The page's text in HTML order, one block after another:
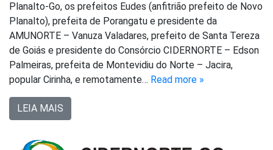
Planalto-Go, os prefeitos Eudes (anfitrião prefeito de Novo
Planalto), prefeita de Porangatu e presidente da
AMUNORTE – Vanuza Valadares, prefeito de Santa Tereza
de Goiás e presidente do Consórcio CIDERNORTE – Edson
Palmeiras, prefeita de Montevidiu do Norte – Jacira,
popular Cirinha, e remotamente… Read more »
LEIA MAIS